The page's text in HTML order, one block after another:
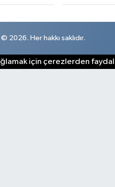
2026. Her hakkı saklıdır.
için çerezlerden